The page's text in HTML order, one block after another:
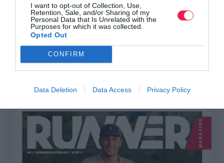
I want to opt-out of Collection, Use,
Retention, Sale, and/or Sharing of my
Personal Data that Is Unrelated with the
Purposes for which it was collected.
Opted Out
CONFIRM
Data Deletion Data Access Privacy Policy